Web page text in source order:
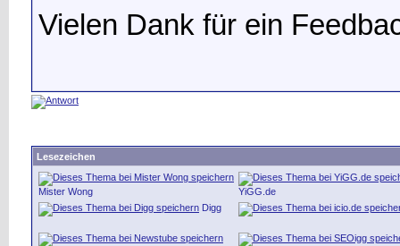
Vielen Dank für ein
Lesezeichen
Mister Wong
YiGG.de
Digg